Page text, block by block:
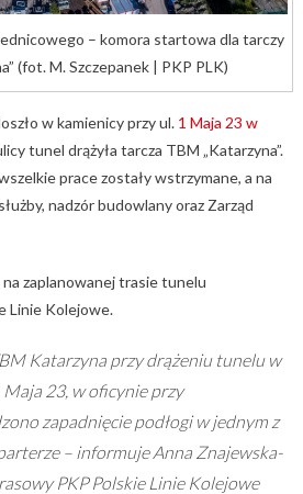
– komora startowa dla tarczy
(fot. M. Szczepanek | PKP PLK)
w kamienicy przy ul. 1 Maja 23 w
tunel drążyła tarcza TBM „Katarzyna”.
prace zostały wstrzymane, a na
nadzór budowlany oraz Zarząd
zaplanowanej trasie tunelu
Linie Kolejowe.
Katarzyna przy drążeniu tunelu w
23, w oficynie przy
zapadnięcie podłogi w jednym z
– informuje Anna Znajewska-
PKP Polskie Linie Kolejowe